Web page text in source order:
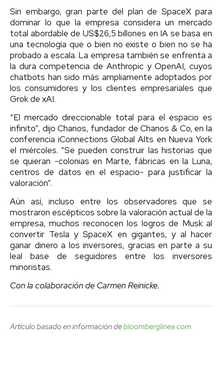
Sin embargo, gran parte del plan de SpaceX para
dominar lo que la empresa considera un mercado
total abordable de US$26,5 billones en IA se basa en
una tecnología que o bien no existe o bien no se ha
probado a escala. La empresa también se enfrenta a
la dura competencia de Anthropic y OpenAI, cuyos
chatbots han sido más ampliamente adoptados por
los consumidores y los clientes empresariales que
Grok de xAI.
“El mercado direccionable total para el espacio es
infinito”, dijo Chanos, fundador de Chanos & Co, en la
conferencia iConnections Global Alts en Nueva York
el miércoles. “Se pueden construir las historias que
se quieran -colonias en Marte, fábricas en la Luna,
centros de datos en el espacio- para justificar la
valoración”.
Aún así, incluso entre los observadores que se
mostraron escépticos sobre la valoración actual de la
empresa, muchos reconocen los logros de Musk al
convertir Tesla y SpaceX en gigantes, y al hacer
ganar dinero a los inversores, gracias en parte a su
leal base de seguidores entre los inversores
minoristas.
Con la colaboración de Carmen Reinicke.
Artículo basado en información debloomberglinea.com